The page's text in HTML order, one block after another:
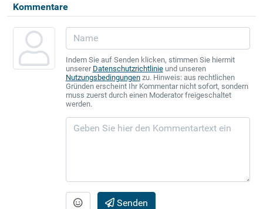
Kommentare
Indem Sie auf Senden klicken, stimmen Sie hiermit
unserer Datenschutzrichtlinieund unseren
Nutzungsbedingungenzu. Hinweis: aus rechtlichen
Gründen erscheint Ihr Kommentar nicht sofort, sondern
muss zuerst durch einen Moderator freigeschaltet
werden.
Senden